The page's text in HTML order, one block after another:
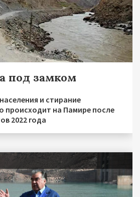
под замком
и стирание
происходит на Памире после
2022 года